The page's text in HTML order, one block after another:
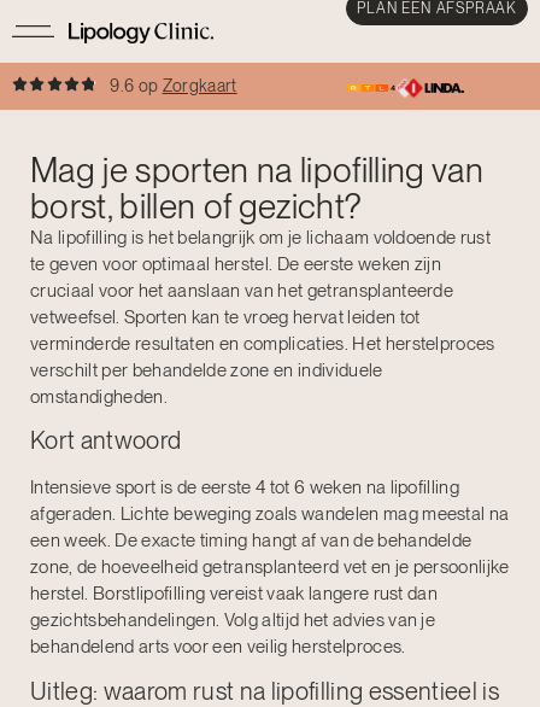
PLAN EEN AFSPRAAK
9.6 op Zorgkaart
Mag je sporten na lipofilling van
borst, billen of gezicht?
Na lipofilling is het belangrijk om je lichaam voldoende rust
te geven voor optimaal herstel. De eerste weken zijn
cruciaal voor het aanslaan van het getransplanteerde
vetweefsel. Sporten kan te vroeg hervat leiden tot
verminderde resultaten en complicaties. Het herstelproces
verschilt per behandelde zone en individuele
omstandigheden.
Kort antwoord
Intensieve sport is de eerste 4 tot 6 weken na lipofilling
afgeraden. Lichte beweging zoals wandelen mag meestal na
een week. De exacte timing hangt af van de behandelde
zone, de hoeveelheid getransplanteerd vet en je persoonlijke
herstel. Borstlipofilling vereist vaak langere rust dan
gezichtsbehandelingen. Volg altijd het advies van je
behandelend arts voor een veilig herstelproces.
Uitleg: waarom rust na lipofilling essentieel is